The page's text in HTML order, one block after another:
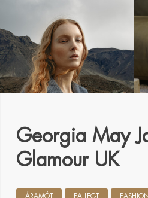
Georgia May
Glamour UK
ÁRAMÓT FALLEGT